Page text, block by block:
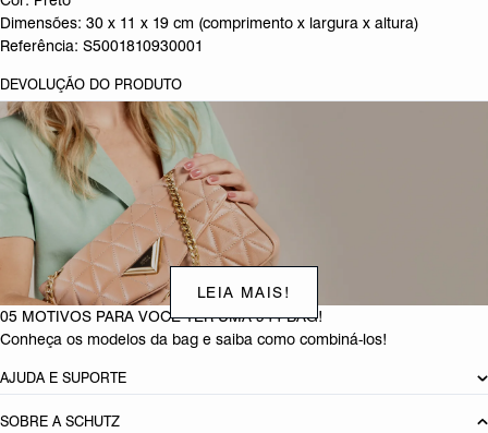
Dimensões: 30 x 11 x 19 cm (comprimento x largura x altura)
Referência: S5001810930001
DEVOLUÇÃO DO PRODUTO
05 MOTIVOS PARA VOCÊ TER UMA 944 BAG!
Conheça os modelos da bag e saiba como combiná-los!
LEIA MAIS!
AJUDA E SUPORTE
SOBRE A SCHUTZ